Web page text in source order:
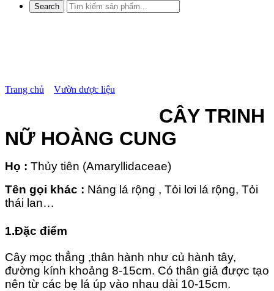
Trang chủ Vườn dược liệu
CÂY TRINH
NỮ HOÀNG CUNG
Họ : Thủy tiên (Amaryllidaceae)
Tên gọi khác : Náng lá rộng , Tỏi lơi lá rộng, Tỏi
thái lan…
1.Đặc điểm
Cây mọc thẳng ,thân hành như củ hành tây,
đường kính khoảng 8-15cm. Có thân giả được tạo
nên từ các bẹ lá úp vào nhau dài 10-15cm.